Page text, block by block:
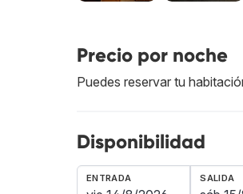
Precio por noche
Puedes reservar tu
Disponibilidad
ENTRADA SALIDA